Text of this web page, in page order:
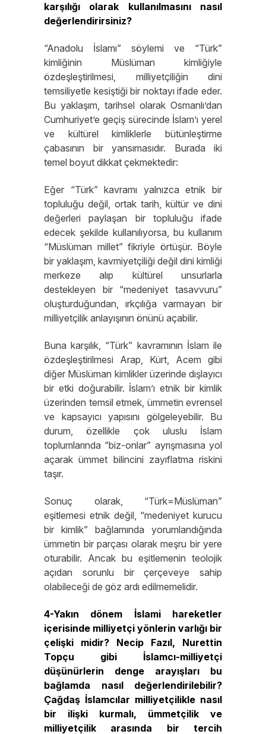
karşılığı olarak kullanılmasını nasıl
değerlendirirsiniz?
“Anadolu İslamı” söylemi ve “Türk”
kimliğinin Müslüman kimliğiyle
özdeşleştirilmesi, milliyetçiliğin dini
temsiliyetle kesiştiği bir noktayı ifade eder.
Bu yaklaşım, tarihsel olarak Osmanlı’dan
Cumhuriyet’e geçiş sürecinde İslam’ı yerel
ve kültürel kimliklerle bütünleştirme
çabasının bir yansımasıdır. Burada iki
temel boyut dikkat çekmektedir:
Eğer “Türk” kavramı yalnızca etnik bir
topluluğu değil, ortak tarih, kültür ve dini
değerleri paylaşan bir topluluğu ifade
edecek şekilde kullanılıyorsa, bu kullanım
“Müslüman millet” fikriyle örtüşür. Böyle
bir yaklaşım, kavmiyetçiliği değil dini kimliği
merkeze alıp kültürel unsurlarla
destekleyen bir “medeniyet tasavvuru”
oluşturduğundan, ırkçılığa varmayan bir
milliyetçilik anlayışının önünü açabilir.
Buna karşılık, “Türk” kavramının İslam ile
özdeşleştirilmesi Arap, Kürt, Acem gibi
diğer Müslüman kimlikler üzerinde dışlayıcı
bir etki doğurabilir. İslam’ı etnik bir kimlik
üzerinden temsil etmek, ümmetin evrensel
ve kapsayıcı yapısını gölgeleyebilir. Bu
durum, özellikle çok uluslu İslam
toplumlarında “biz-onlar” ayrışmasına yol
açarak ümmet bilincini zayıflatma riskini
taşır.
Sonuç olarak, “Türk=Müslüman”
eşitlemesi etnik değil, “medeniyet kurucu
bir kimlik” bağlamında yorumlandığında
ümmetin bir parçası olarak meşru bir yere
oturabilir. Ancak bu eşitlemenin teolojik
açıdan sorunlu bir çerçeveye sahip
olabileceği de göz ardı edilmemelidir.
4-Yakın dönem İslami hareketler
içerisinde milliyetçi yönlerin varlığı bir
çelişki midir? Necip Fazıl, Nurettin
Topçu gibi İslamcı-milliyetçi
düşünürlerin denge arayışları bu
bağlamda nasıl değerlendirilebilir?
Çağdaş İslamcılar milliyetçilikle nasıl
bir ilişki kurmalı, ümmetçilik ve
milliyetçilik arasında bir tercih